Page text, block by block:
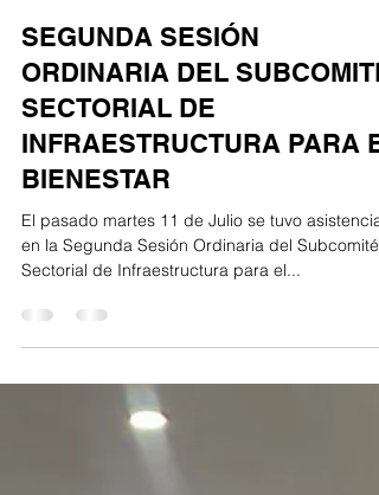
CARM
SEGUNDA SESIÓN
ORDINARIA DEL SUBCOMITÉ
SECTORIAL DE
INFRAESTRUCTURA PARA
BIENESTAR
El pasado martes 11 de Julio se tuvo asistencia
en la Segunda Sesión Ordinaria del Subcomité